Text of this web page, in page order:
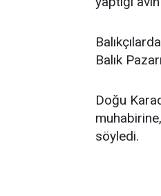
Balık
Doğu
söyledi.